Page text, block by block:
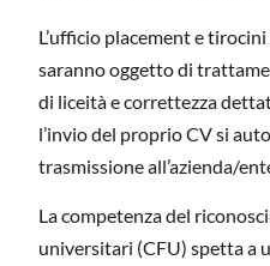
L’ufficio placement e
saranno oggetto di
di liceità e correttezza
l’invio del proprio CV si
trasmissione all’azienda/
La competenza del
universitari (CFU) spetta a